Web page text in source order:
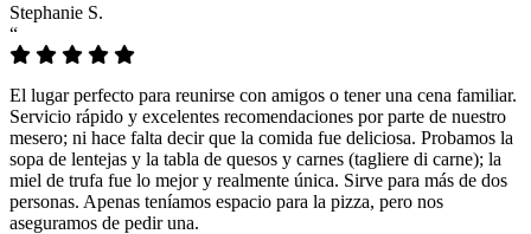
Stephanie S.
“
El lugar perfecto para reunirse con amigos o tener una cena familiar.
Servicio rápido y excelentes recomendaciones por parte de nuestro
mesero; ni hace falta decir que la comida fue deliciosa. Probamos la
sopa de lentejas y la tabla de quesos y carnes (tagliere di carne); la
miel de trufa fue lo mejor y realmente única. Sirve para más de dos
personas. Apenas teníamos espacio para la pizza, pero nos
aseguramos de pedir una.